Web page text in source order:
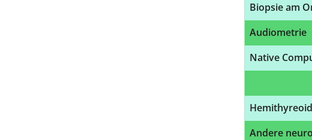
Biopsie am
Audiometrie
Native
Andere